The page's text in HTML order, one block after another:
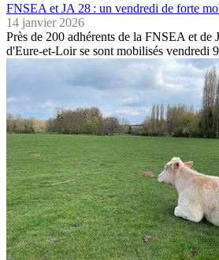
FNSEA et JA 28 : un vendredi de forte
14 janvier 2026
Près de 200 adhérents de la FNSEA et de
d'Eure-et-Loir se sont mobilisés vendredi